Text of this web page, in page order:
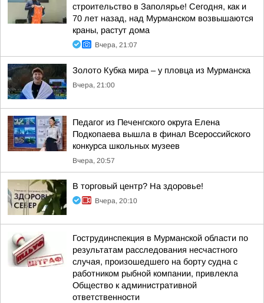
строительство в Заполярье! Сегодня, как и
70 лет назад, над Мурманском возвышаются
краны, растут дома
Вчера, 21:07
Золото Кубка мира – у пловца из Мурманска
Вчера, 21:00
Педагог из Печенгского округа Елена
Подкопаева вышла в финал Всероссийского
конкурса школьных музеев
Вчера, 20:57
В торговый центр? На здоровье!
Вчера, 20:10
Гострудинспекция в Мурманской области по
результатам расследования несчастного
случая, произошедшего на борту судна с
работником рыбной компании, привлекла
Общество к административной
ответственности